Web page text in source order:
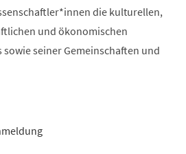
die kulturellen,
und ökonomischen
seiner Gemeinschaften und